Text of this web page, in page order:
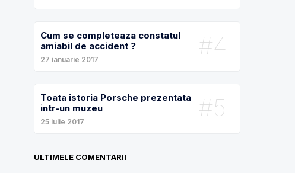
#4
Cum se completeaza constatul
amiabil de accident ?
27 ianuarie 2017
#5
Toata istoria Porsche prezentata
intr-un muzeu
25 iulie 2017
ULTIMELE COMENTARII